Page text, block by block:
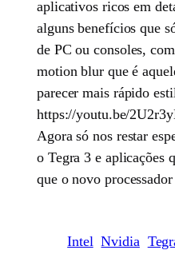
aplicativos ricos em
alguns benefícios que
de PC ou consoles,
motion blur que é
parecer mais rápido
https://youtu.be/
Agora só nos restar
o Tegra 3 e aplicações
que o novo
Intel Nvidia